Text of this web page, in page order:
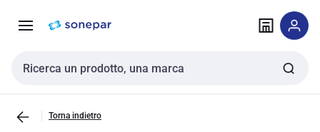
navigazione alla
Cerca input
Torna indietro